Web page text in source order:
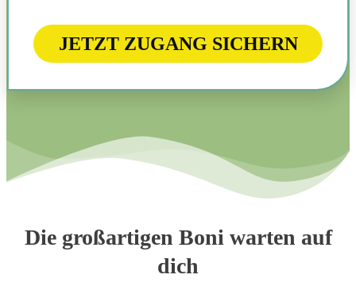
JETZT ZUGANG SICHERN
Die großartigen Boni warten auf
dich